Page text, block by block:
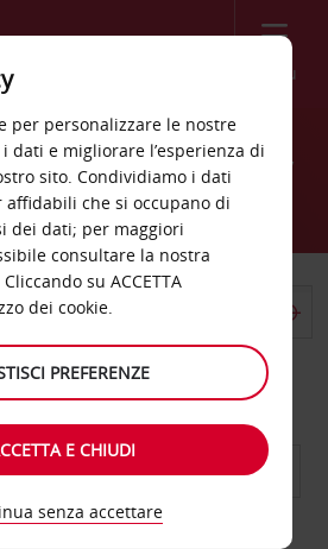
Menù
Kansas City
riconsegna diversa
AL GIORNO
per personalizzare le nostre
dati e migliorare l’esperienza di
sito. Condividiamo i dati
che si occupano di
dei dati; per maggiori
consultare la nostra
Cliccando su ACCETTA
dei cookie.
PREFERENZE
E CHIUDI
senza accettare